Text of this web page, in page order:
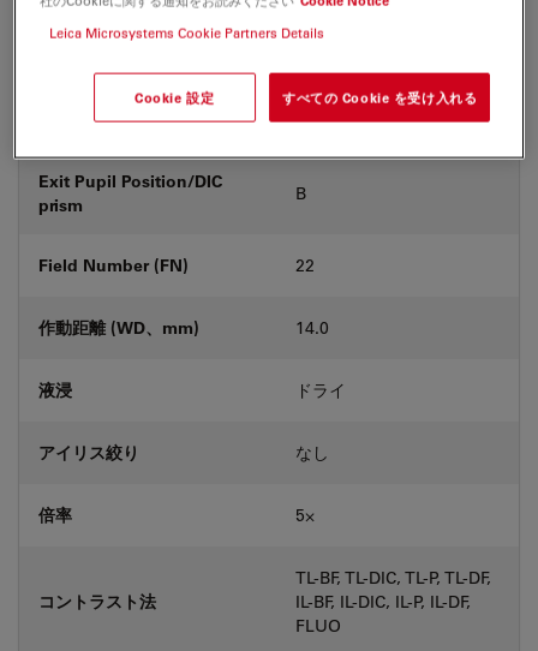
カバーガラス あり&なし
Exit Pupil Position/DIC
prism
B
Field Number (FN) 22
作動距離 (WD、mm) 14.0
液浸 ドライ
アイリス絞り なし
倍率 5⨉
コントラスト法
TL-BF, TL-DIC, TL-P, TL-DF,
IL-BF, IL-DIC, IL-P, IL-DF,
FLUO
Leica Microsystems Cookie Partners Details
Cookie 設定 すべての Cookie を受け入れる